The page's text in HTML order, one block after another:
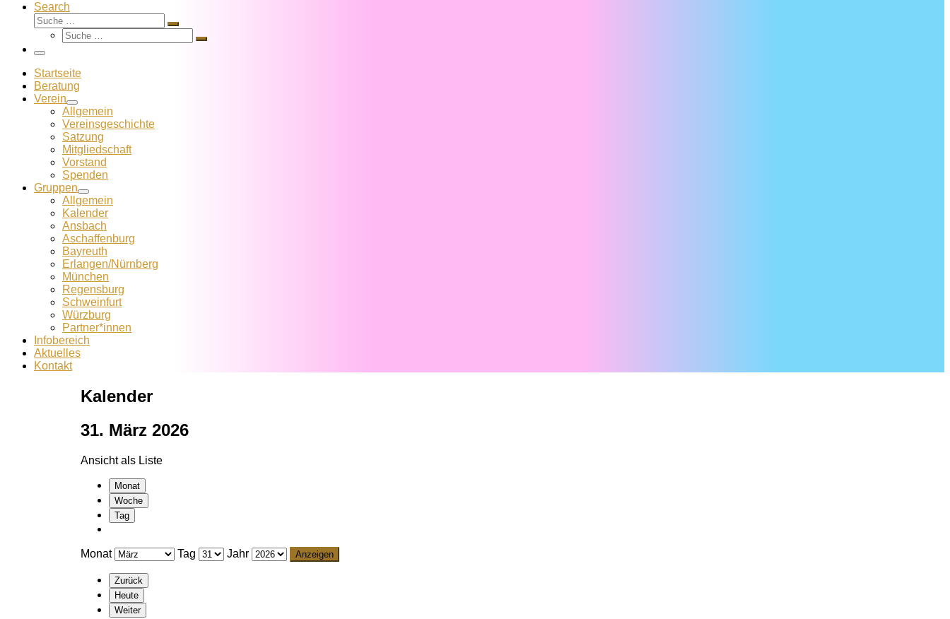
Search
Suche
Suche
Suche
Suche
Menü
Startseite
Beratung
Verein
Allgemein
Vereins­geschichte
Satzung
Mitglied­schaft
Vorstand
Spenden
Gruppen
Allgemein
Kalender
Ansbach
Aschaffenburg
Bayreuth
Erlangen/Nürnberg
München
Regensburg
Schweinfurt
Würzburg
Partner*innen
Infobereich
Aktuelles
Kontakt
Kalender
31. März 2026
Ansicht als Liste
Monat
Woche
Tag
Monat Tag Jahr
Zurück
Heute
Weiter